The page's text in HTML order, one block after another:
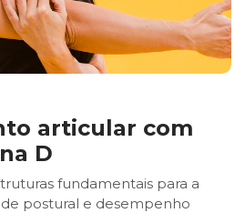
articular com
D
fundamentais para a
postural e desempenho